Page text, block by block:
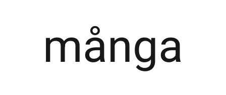
många